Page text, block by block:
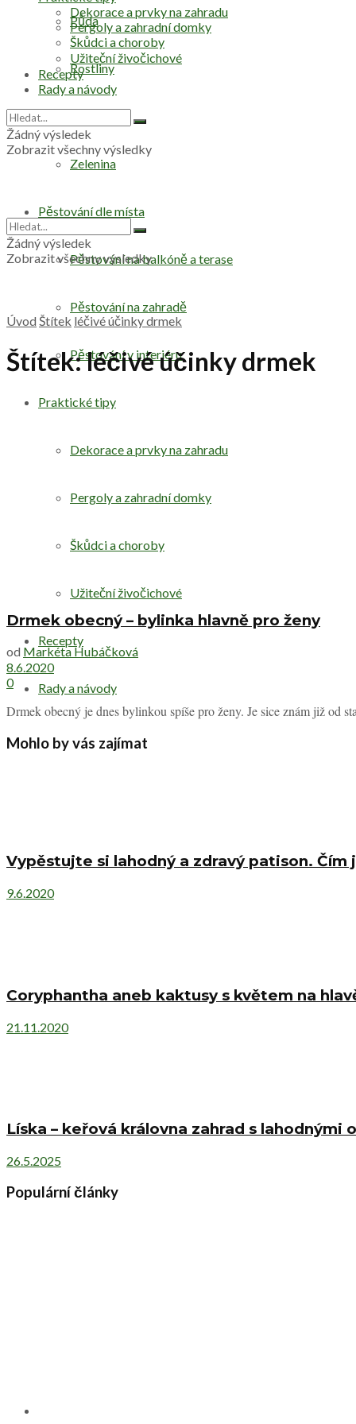
Půda
Rostliny
Zelenina
Pěstování dle místa
Pěstování na balkóně a terase
Pěstování na zahradě
Pěstování v interiéru
Praktické tipy
Dekorace a prvky na zahradu
Pergoly a zahradní domky
Škůdci a choroby
Užiteční živočichové
Recepty
Rady a návody
Dekorace a prvky na zahradu
Pergoly a zahradní domky
Škůdci a choroby
Užiteční živočichové
Recepty
Rady a návody
Žádný výsledek
Zobrazit všechny výsledky
Žádný výsledek
Zobrazit všechny výsledky
Úvod Štítek léčivé účinky drmek
Štítek:léčivé účinky drmek
Drmek obecný – bylinka hlavně pro ženy
od Markéta Hubáčková
8.6.2020
0
Drmek obecný je dnes bylinkou spíše pro ženy. Je sice znám již od
Mohlo by vás zajímat
Vypěstujte si lahodný a zdravý patison.
9.6.2020
Coryphantha aneb kaktusy s květem na
21.11.2020
Líska – keřová královna zahrad s lahodnými
26.5.2025
Populární články